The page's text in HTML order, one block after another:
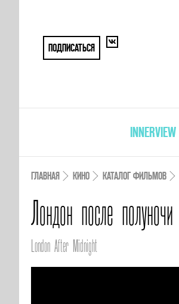
ПОДПИСАТЬСЯ
INNERVIEW
ГЛАВНАЯ КИНО КАТАЛОГ ФИЛЬМОВ
Лондон после полуночи
London After Midnight